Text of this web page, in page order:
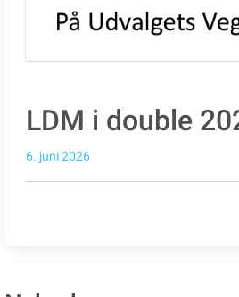
LDM i double
6. juni 2026